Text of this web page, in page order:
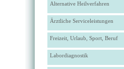
Alternative Heilverfahren
Ärztliche Serviceleistungen
Freizeit, Urlaub, Sport, Beruf
Labordiagnostik